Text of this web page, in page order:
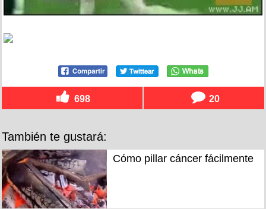
698 20
También te gustará:
Cómo pillar cáncer fácilmente